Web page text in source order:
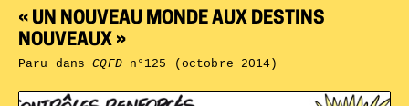
« UN NOUVEAU MONDE AUX DESTINS
NOUVEAUX »
Paru dansCQFDn°125 (octobre 2014)